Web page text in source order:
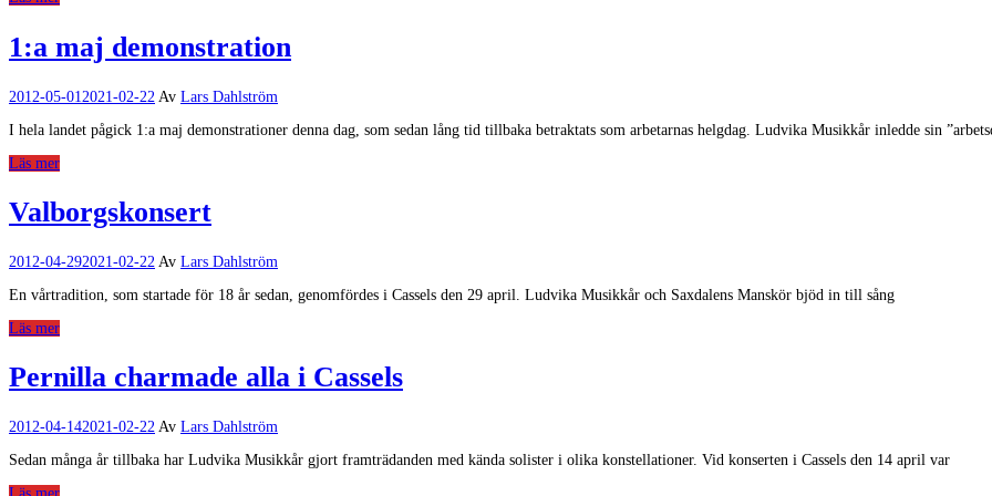
1:a maj demonstration
2012-05-01 2021-02-22 Av Lars Dahlström
I hela landet pågick 1:a maj demonstrationer denna dag, som sedan lång tid tillbaka betraktats som arbetarnas helgdag. Ludvika Musikkår inledde sin
Läs mer
Valborgskonsert
2012-04-292021-02-22 Av Lars Dahlström
En vårtradition, som startade för 18 år sedan, genomfördes i Cassels den 29 april. Ludvika Musikkår och Saxdalens Manskör bjöd in till sång
Läs mer
Pernilla charmade alla i Cassels
2012-04-142021-02-22 Av Lars Dahlström
Sedan många år tillbaka har Ludvika Musikkår gjort framträdanden med kända solister i olika konstellationer. Vid konserten i Cassels den 14 april var